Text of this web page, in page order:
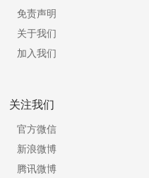
免责声明
关于我们
加入我们
关注我们
官方微信
新浪微博
腾讯微博